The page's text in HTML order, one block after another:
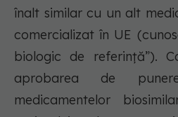
înalt similar cu un alt
comercializat în UE
biologic de referință”).
aprobarea de
medicamentelor